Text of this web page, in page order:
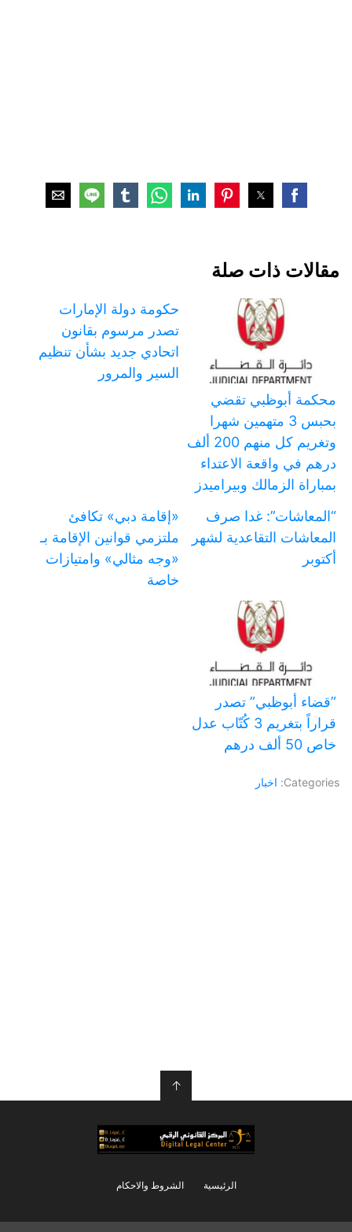
مقالات ذات صلة
محكمة أبوظبي تقضي
بحبس 3 متهمين شهرا
وتغريم كل منهم 200 ألف
درهم في واقعة الاعتداء
بمباراة الزمالك وبيراميدز
حكومة دولة الإمارات
تصدر مرسوم بقانون
اتحادي جديد بشأن تنظيم
السير والمرور
“المعاشات”: غدا صرف
المعاشات التقاعدية لشهر
أكتوبر
«إقامة دبي» تكافئ
ملتزمي قوانين الإقامة بـ
«وجه مثالي» وامتيازات
خاصة
‏”قضاء أبوظبي” تصدر
قراراً بتغريم 3 كُتّاب عدل
خاص 50 ألف درهم
Categories: اخبار
↑
الرئيسية الشروط والاحكام